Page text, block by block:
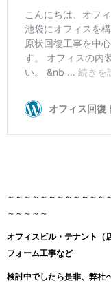
～～～～～～～～～～～～
～～～～～
オフィスビル・テナント（
フォーム工事など
検討中でしたら是非、弊社